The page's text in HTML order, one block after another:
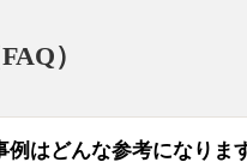
）
はどんな参考になりま